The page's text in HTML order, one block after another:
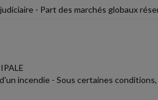
- Part des marchés globaux
incendie - Sous certaines